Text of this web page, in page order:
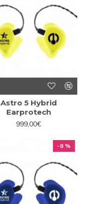
Astro 5 Hybrid
Earprotech
999,00€
-8 %